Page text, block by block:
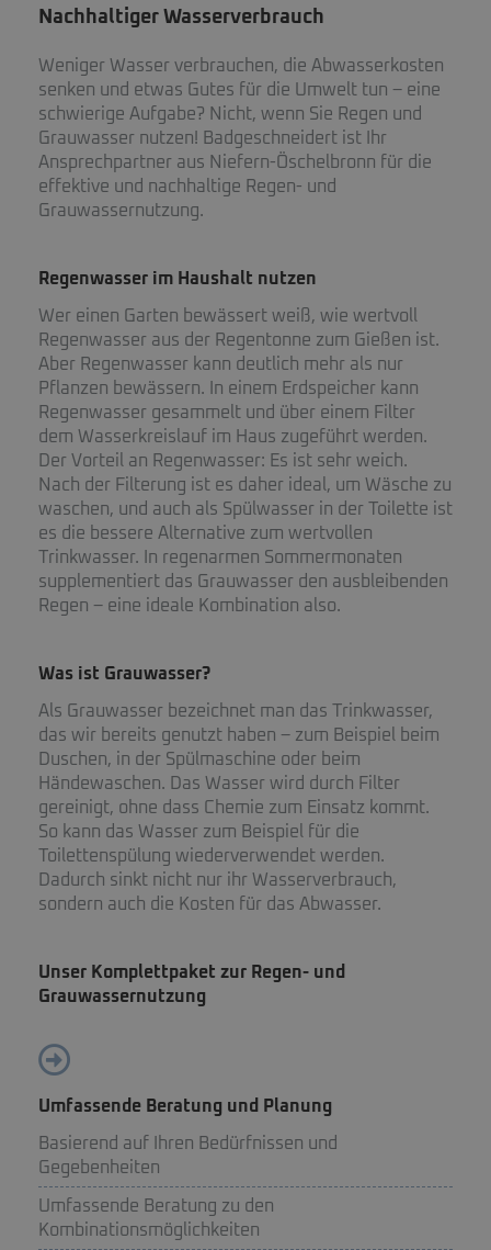
Nachhaltiger Wasserverbrauch
Weniger Wasser verbrauchen, die Abwasserkosten
senken und etwas Gutes für die Umwelt tun – eine
schwierige Aufgabe? Nicht, wenn Sie Regen und
Grauwasser nutzen! Badgeschneidert ist Ihr
Ansprechpartner aus Niefern-Öschelbronn für die
effektive und nachhaltige Regen- und
Grauwassernutzung.
Regenwasser im Haushalt nutzen
Wer einen Garten bewässert weiß, wie wertvoll
Regenwasser aus der Regentonne zum Gießen ist.
Aber Regenwasser kann deutlich mehr als nur
Pflanzen bewässern. In einem Erdspeicher kann
Regenwasser gesammelt und über einem Filter
dem Wasserkreislauf im Haus zugeführt werden.
Der Vorteil an Regenwasser: Es ist sehr weich.
Nach der Filterung ist es daher ideal, um Wäsche zu
waschen, und auch als Spülwasser in der Toilette ist
es die bessere Alternative zum wertvollen
Trinkwasser. In regenarmen Sommermonaten
supplementiert das Grauwasser den ausbleibenden
Regen – eine ideale Kombination also.
Was ist Grauwasser?
Als Grauwasser bezeichnet man das Trinkwasser,
das wir bereits genutzt haben – zum Beispiel beim
Duschen, in der Spülmaschine oder beim
Händewaschen. Das Wasser wird durch Filter
gereinigt, ohne dass Chemie zum Einsatz kommt.
So kann das Wasser zum Beispiel für die
Toilettenspülung wiederverwendet werden.
Dadurch sinkt nicht nur ihr Wasserverbrauch,
sondern auch die Kosten für das Abwasser.
Unser Komplettpaket zur Regen- und
Grauwassernutzung
Umfassende Beratung und Planung
Basierend auf Ihren Bedürfnissen und
Gegebenheiten
Umfassende Beratung zu den
Kombinationsmöglichkeiten